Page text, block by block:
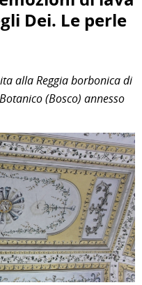
Dei. Le perle
alla Reggia borbonica di
(Bosco) annesso